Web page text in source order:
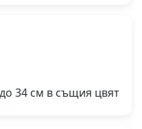
34 см в същия цвят